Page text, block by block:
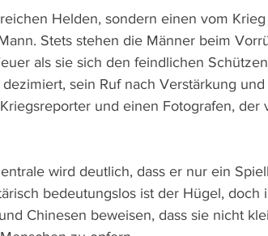
Helden, sondern einen vom Krieg
Stets stehen die Männer beim
als sie sich den feindlichen
sein Ruf nach Verstärkung
und einen Fotografen, der
wird deutlich, dass er nur ein
bedeutungslos ist der Hügel, doch
Chinesen beweisen, dass sie nicht